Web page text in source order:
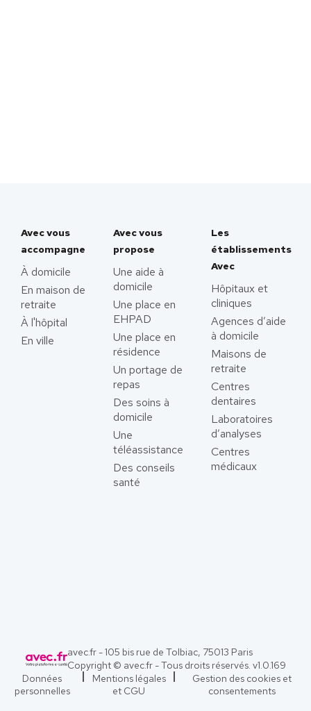
Avec vous
accompagne
À domicile
En maison de
retraite
À l'hôpital
En ville
Avec vous
propose
Une aide à
domicile
Une place en
EHPAD
Une place en
résidence
Un portage de
repas
Des soins à
domicile
Une
téléassistance
Des conseils
santé
Les
établissements
Avec
Hôpitaux et
cliniques
Agences d’aide
à domicile
Maisons de
retraite
Centres
dentaires
Laboratoires
d’analyses
Centres
médicaux
avec.fr - 105 bis rue de Tolbiac, 75013 Paris
Copyright © avec.fr - Tous droits réservés. v1.0.169
Données
personnelles
Mentions légales
et CGU
Gestion des cookies et
consentements